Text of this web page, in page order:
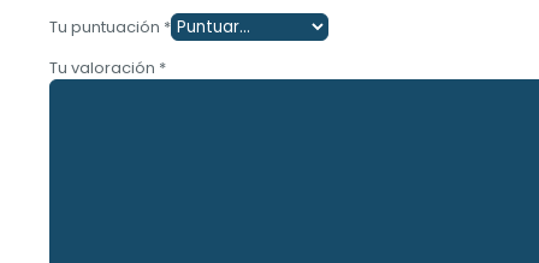
Tu puntuación *
Tu valoración *